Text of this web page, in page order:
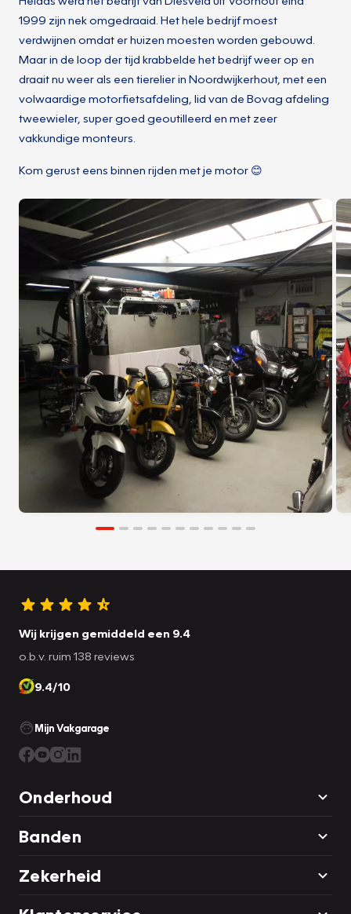
1999 zijn nek omgedraaid. Het hele bedrijf moest
verdwijnen omdat er huizen moesten worden gebouwd.
Maar in de loop der tijd krabbelde het bedrijf weer op en
draait nu weer als een tierelier in Noordwijkerhout, met een
volwaardige motorfietsafdeling, lid van de Bovag afdeling
tweewieler, super goed geoutilleerd en met zeer
vakkundige monteurs.
Kom gerust eens binnen rijden met je motor 😊
Wij krijgen gemiddeld een 9.4
o.b.v. ruim 138 reviews
9.4/10
Mijn Vakgarage
Onderhoud
Banden
Zekerheid